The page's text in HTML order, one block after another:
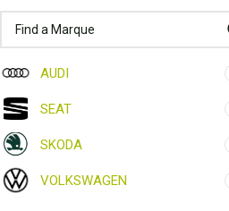
AUDI
SEAT
SKODA
VOLKSWAGEN